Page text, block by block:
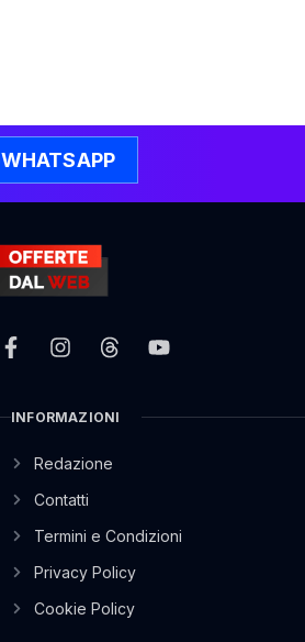
WHATSAPP
INFORMAZIONI
Redazione
Contatti
Termini e Condizioni
Privacy Policy
Cookie Policy